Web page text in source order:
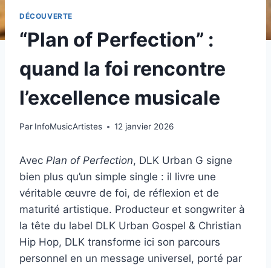
DÉCOUVERTE
“Plan of Perfection” :
quand la foi rencontre
l’excellence musicale
Par InfoMusicArtistes 12 janvier 2026
Avec Plan of Perfection, DLK Urban G signe
bien plus qu’un simple single : il livre une
véritable œuvre de foi, de réflexion et de
maturité artistique. Producteur et songwriter à
la tête du label DLK Urban Gospel & Christian
Hip Hop, DLK transforme ici son parcours
personnel en un message universel, porté par